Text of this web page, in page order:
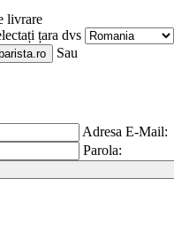
livrare
țara dvs
Sau
Adresa E-Mail:
Parola: